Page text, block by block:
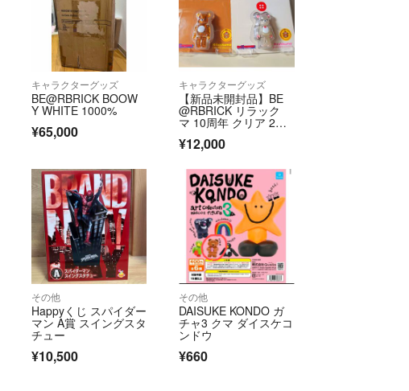
キャラクターグッズ
BE@RBRICK BOOW
Y WHITE 1000%
¥65,000
キャラクターグッズ
【新品未開封品】BE
@RBRICK リラック
マ 10周年 クリア 2体
セット
¥12,000
その他
Happyくじ スパイダー
マン A賞 スイングスタ
チュー
¥10,500
その他
DAISUKE KONDO ガ
チャ3 クマ ダイスケコ
ンドウ
¥660